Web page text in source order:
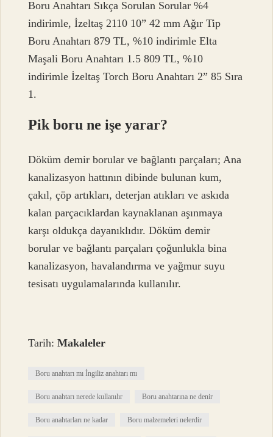
Boru Anahtarı Sıkça Sorulan Sorular %4
indirimle, İzeltaş 2110 10” 42 mm Ağır Tip
Boru Anahtarı 879 TL, %10 indirimle Elta
Maşali Boru Anahtarı 1.5 809 TL, %10
indirimle İzeltaş Torch Boru Anahtarı 2” 85 Sıra
1.
Pik boru ne işe yarar?
Döküm demir borular ve bağlantı parçaları; Ana
kanalizasyon hattının dibinde bulunan kum,
çakıl, çöp artıkları, deterjan atıkları ve askıda
kalan parçacıklardan kaynaklanan aşınmaya
karşı oldukça dayanıklıdır. Döküm demir
borular ve bağlantı parçaları çoğunlukla bina
kanalizasyon, havalandırma ve yağmur suyu
tesisatı uygulamalarında kullanılır.
Tarih:Makaleler
Boru anahtarı mı İngiliz anahtarı mı
Boru anahtarı nerede kullanılır Boru anahtarına ne denir
Boru anahtarları ne kadar Boru malzemeleri nelerdir